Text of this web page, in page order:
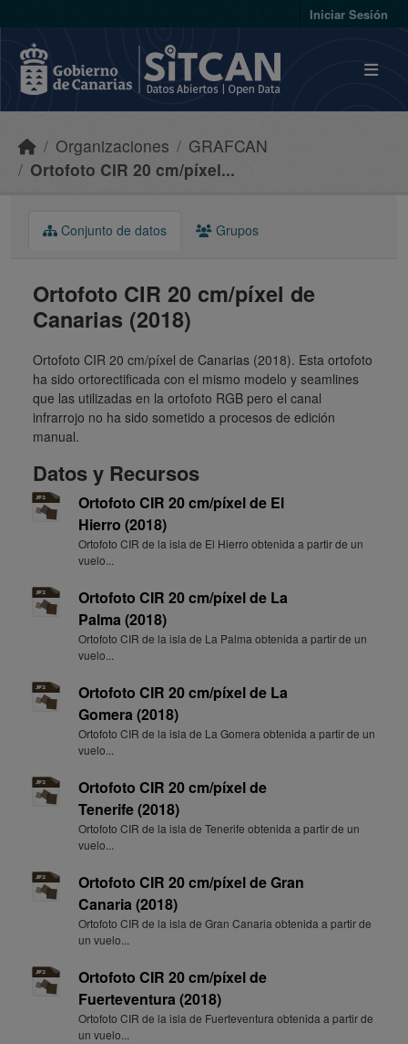
Iniciar Sesión
Organizaciones
GRAFCAN
Ortofoto CIR 20 cm/píxel...
Conjunto de datos Grupos
Ortofoto CIR 20 cm/píxel de
Canarias (2018)
Ortofoto CIR 20 cm/píxel de Canarias (2018). Esta ortofoto
ha sido ortorectificada con el mismo modelo y seamlines
que las utilizadas en la ortofoto RGB pero el canal
infrarrojo no ha sido sometido a procesos de edición
manual.
Datos y Recursos
Ortofoto CIR 20 cm/píxel de El
Hierro (2018)
Ortofoto CIR de la isla de El Hierro obtenida a partir de un
vuelo...
Ortofoto CIR 20 cm/píxel de La
Palma (2018)
Ortofoto CIR de la isla de La Palma obtenida a partir de un
vuelo...
Ortofoto CIR 20 cm/píxel de La
Gomera (2018)
Ortofoto CIR de la isla de La Gomera obtenida a partir de un
vuelo...
Ortofoto CIR 20 cm/píxel de
Tenerife (2018)
Ortofoto CIR de la isla de Tenerife obtenida a partir de un
vuelo...
Ortofoto CIR 20 cm/píxel de Gran
Canaria (2018)
Ortofoto CIR de la isla de Gran Canaria obtenida a partir de
un vuelo...
Ortofoto CIR 20 cm/píxel de
Fuerteventura (2018)
Ortofoto CIR de la isla de Fuerteventura obtenida a partir de
un vuelo...